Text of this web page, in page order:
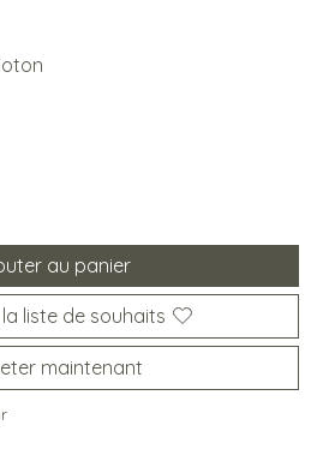
au panier
liste de souhaits
maintenant